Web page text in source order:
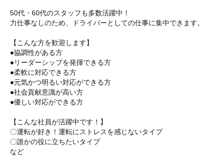
50代・60代のスタッフも多数活躍中！
力仕事なしのため、ドライバーとしての仕事に集中できます。
【こんな方を歓迎します】
●協調性がある方
●リーダーシップを発揮できる方
●柔軟に対応できる方
●元気かつ明るい対応ができる方
●社会貢献意識が高い方
●優しい対応ができる方
【こんな社員が活躍中です！】
〇運転が好き！運転にストレスを感じないタイプ
〇誰かの役に立ちたいタイプ
など